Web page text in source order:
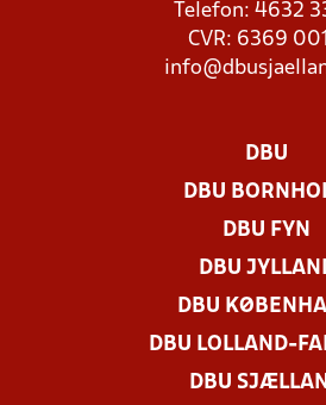
Telefon: 4632
CVR: 6369
DBU
DBU
DBU FYN
DBU
DBU
DBU LOLLAND-
DBU